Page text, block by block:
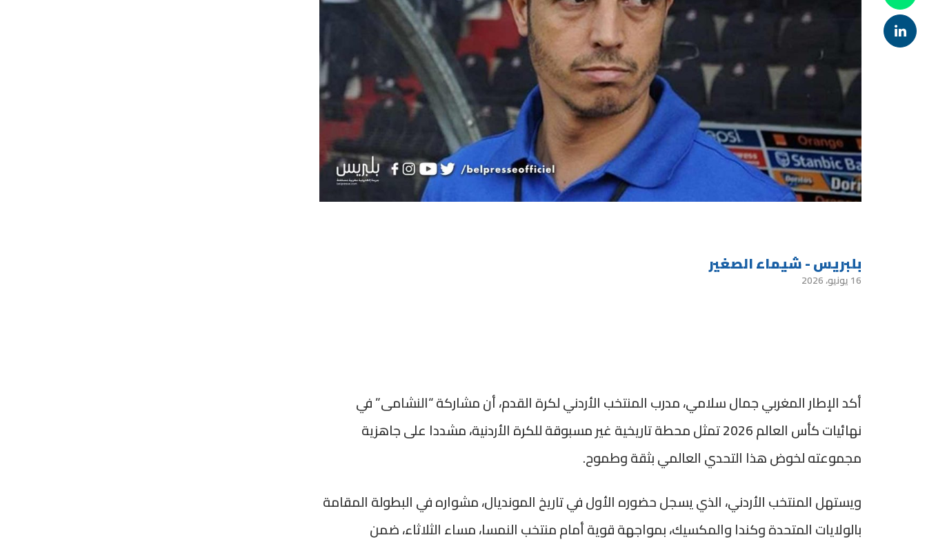
بلبريس - شيماء الصغير
16 يونيو، 2026
أكد الإطار المغربي جمال سلامي، مدرب المنتخب الأردني لكرة القدم، أن مشاركة “النشامى” في
نهائيات كأس العالم 2026 تمثل محطة تاريخية غير مسبوقة للكرة الأردنية، مشددا على جاهزية
مجموعته لخوض هذا التحدي العالمي بثقة وطموح.
ويستهل المنتخب الأردني، الذي يسجل حضوره الأول في تاريخ المونديال، مشواره في البطولة المقامة
بالولايات المتحدة وكندا والمكسيك، بمواجهة قوية أمام منتخب النمسا، مساء الثلاثاء، ضمن